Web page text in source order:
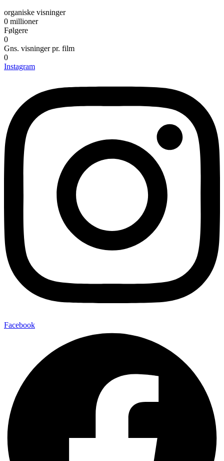
organiske visninger
0 millioner
Følgere
0
Gns. visninger pr. film
0
Instagram
Facebook